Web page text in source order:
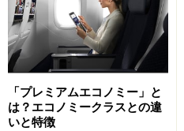
「プレミアムエコノミー」と
は？エコノミークラスとの違
いと特徴